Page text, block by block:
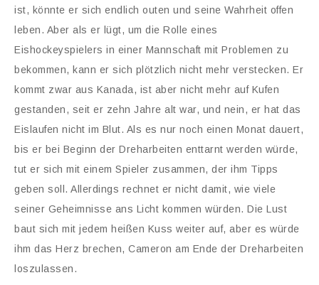
ist, könnte er sich endlich outen und seine Wahrheit offen
leben. Aber als er lügt, um die Rolle eines
Eishockeyspielers in einer Mannschaft mit Problemen zu
bekommen, kann er sich plötzlich nicht mehr verstecken. Er
kommt zwar aus Kanada, ist aber nicht mehr auf Kufen
gestanden, seit er zehn Jahre alt war, und nein, er hat das
Eislaufen nicht im Blut. Als es nur noch einen Monat dauert,
bis er bei Beginn der Dreharbeiten enttarnt werden würde,
tut er sich mit einem Spieler zusammen, der ihm Tipps
geben soll. Allerdings rechnet er nicht damit, wie viele
seiner Geheimnisse ans Licht kommen würden. Die Lust
baut sich mit jedem heißen Kuss weiter auf, aber es würde
ihm das Herz brechen, Cameron am Ende der Dreharbeiten
loszulassen.